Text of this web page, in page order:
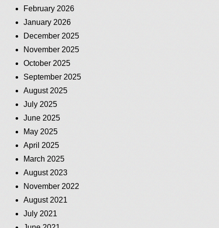
February 2026
January 2026
December 2025
November 2025
October 2025
September 2025
August 2025
July 2025
June 2025
May 2025
April 2025
March 2025
August 2023
November 2022
August 2021
July 2021